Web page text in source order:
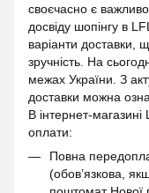
своєчасно є
досвіду шопінгу в
варіанти доставки,
зручність. На
межах України. З
доставки можна
В інтернет-
оплати:
Повна
(обов’язкова,